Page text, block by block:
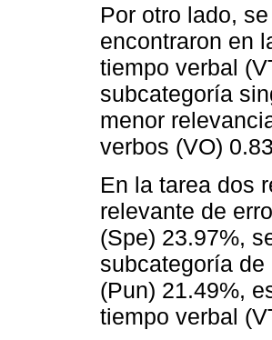
Por otro lado,
encontraron en
tiempo verbal
subcategoría
menor
verbos (VO)
En la tarea dos
relevante de
(Spe) 23.97%,
subcategoría
(Pun) 21.49%,
tiempo verbal